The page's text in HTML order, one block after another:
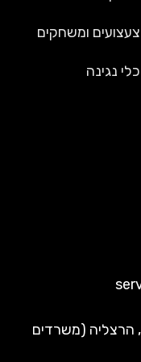
צעצועים ומשחקים
כלי נגינה
רח' חבצלת השרון 37, הרצליה (משרדים